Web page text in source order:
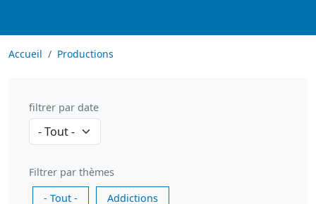
Accueil Productions
filtrer par date
Filtrer par thèmes
- Tout -
Addictions